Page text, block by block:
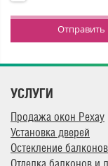
Отправить
УСЛУГИ
Продажа окон Рехау
Установка дверей
Остекление балконов